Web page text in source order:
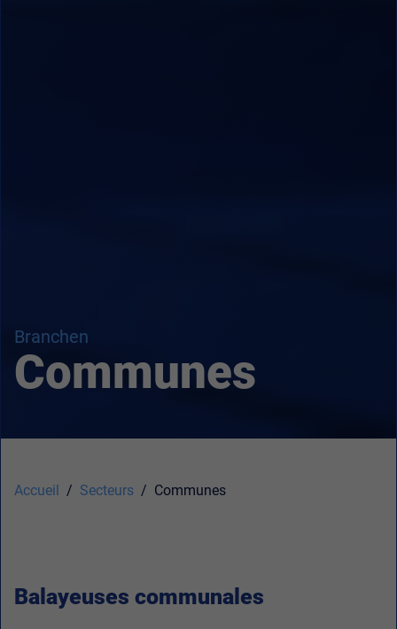
Branchen
Communes
Accueil Secteurs Communes
Balayeuses communales